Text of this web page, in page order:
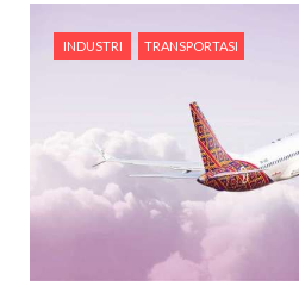
INDUSTRI TRANSPORTASI